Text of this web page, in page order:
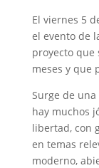
i
t
e
r
n
k
e
d
I
a
s
A
p
El viernes 5
el evento de
proyecto que
meses y que
Surge de
hay muchos
libertad, con
en temas
moderno,